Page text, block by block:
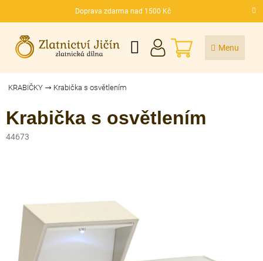
Doprava zdarma nad 1500 Kč
CZK
NÁKUPNÍ
KOŠÍK
KRABIČKY Krabička s osvětlením
Krabička s osvětlením
44673